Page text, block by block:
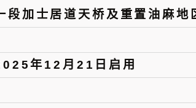
段加士居道天桥及重置油麻地
年12月21日启用